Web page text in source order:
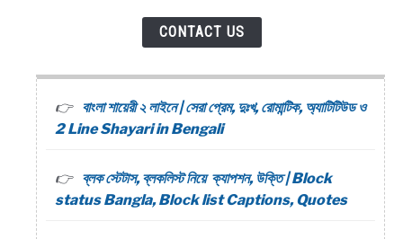
CONTACT US
বাংলা শায়েরী ২ লাইনে | সেরা প্রেম, দুঃখ, রোমান্টিক, অ্যাটিটিউড ও
2 Line Shayari in Bengali
ব্লক স্টেটাস, ব্লকলিস্ট নিয়ে ক্যাপশন, উক্তি | Block
status Bangla, Block list Captions, Quotes